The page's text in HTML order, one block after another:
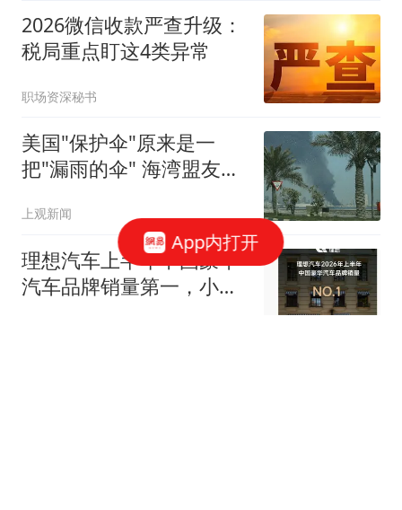
2026微信收款严查升级：
税局重点盯这4类异常
职场资深秘书
美国"保护伞"原来是一
把"漏雨的伞" 海湾盟友不
上观新闻
理想汽车上半年中国豪华
汽车品牌销量第一，小米
App内打开